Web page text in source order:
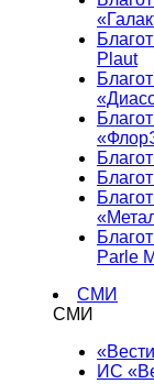
Plaut
Parle
СМИ
СМИ
ИС